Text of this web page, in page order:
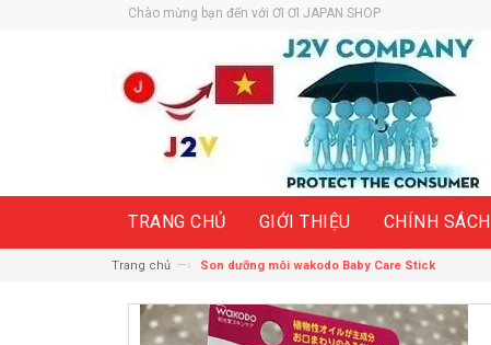
Chào mừng bạn đến với ƠI ƠI JAPAN SHOP
TRANG CHỦ GIỚI THIỆU CHÍNH SÁCH
Trang chủ —› Son dưỡng môi wakodo Baby Care Stick